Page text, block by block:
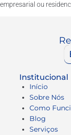
empresarial ou
Institucional
Início
Sobre Nós
Como
Blog
Serviços